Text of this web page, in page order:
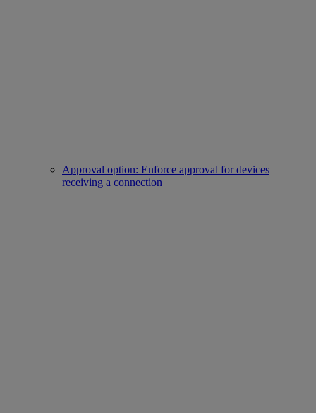
Approval option: Enforce approval for devices
receiving a connection